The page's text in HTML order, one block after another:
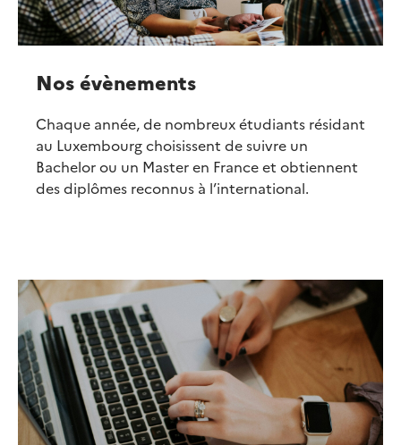
Nos évènements
Chaque année, de nombreux étudiants résidant
au Luxembourg choisissent de suivre un
Bachelor ou un Master en France et obtiennent
des diplômes reconnus à l’international.